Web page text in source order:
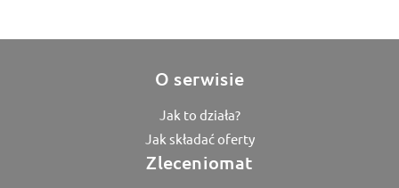
O serwisie
Jak to działa?
Jak składać oferty
Zleceniomat